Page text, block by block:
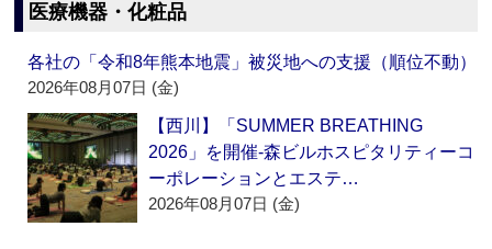
医療機器・化粧品
各社の「令和8年熊本地震」被災地への支援（順位不動）
2026年08月07日 (金)
【西川】「SUMMER BREATHING
2026」を開催‐森ビルホスピタリティーコ
ーポレーションとエステ…
2026年08月07日 (金)